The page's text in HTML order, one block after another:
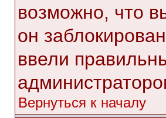
возможно, что
он
ввели
Вернуться к началу